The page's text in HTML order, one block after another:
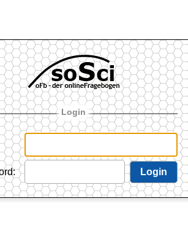
Login
: Login